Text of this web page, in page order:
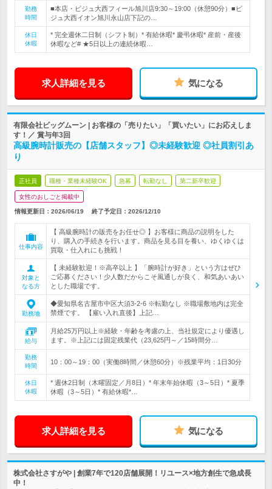
勤務
時間
■本店・ビジュ大西フィール旭川店9:30～19:00（休憩90分）■ビ
ジュ大西イオン旭川永山店下記の…
休日
休暇
* 完全週休二日制（シフト制）* 有給休暇* 慶弔休暇* 産前・産後
休暇など# ★5日以上の連続休暇…
求人詳細を見る 気になる
有限会社ビッグムーン | お客様の「売りたい」「買いたい」にお応えしま
す！／ 賞与年3回
高級腕時計販売の【店舗スタッフ】◎未経験歓迎 ◎社員割引あ
り
正社員 職種・業種未経験OK 急募 転勤なし 第二新卒歓迎
女性のおしごと掲載中
情報更新日：2026/06/19 終了予定日： 2026/12/10
仕事内容
【 高級腕時計の販売をお任せ◎ 】お客様に商品の説明をした
り、購入の手続きを行います。商品を見る目を養い、ゆくゆくは
買取・仕入れにも挑戦！
対象と
なる方
【 未経験歓迎！※高卒以上 】「腕時計が好き」という方はぜひ
ご応募ください！少人数だからこそ風通しが良く、和気あいあい
とした職場です。
勤務地
◆愛知県名古屋市中区大須3-2-6 ※転勤なし ※職場敷地内は完全
禁煙です。 【雇い入れ直後】上記…
給与
月給25万円以上※経験・年齢を考慮の上、当社規定により優遇し
ます。※上記には固定残業代（23,625円～／15時間分…
勤務
時間
10：00～19：00（実働8時間／休憩60分）※残業平均：1日30分
休日
休暇
* 週休2日制（木曜固定／月8日）* 年末年始休暇（3～5日）* 夏季
休暇（3～5日）* 有給休暇*…
求人詳細を見る 気になる
株式会社さすがや | 創業7年で120店舗展開！リユース×地方創生で急成長
中！